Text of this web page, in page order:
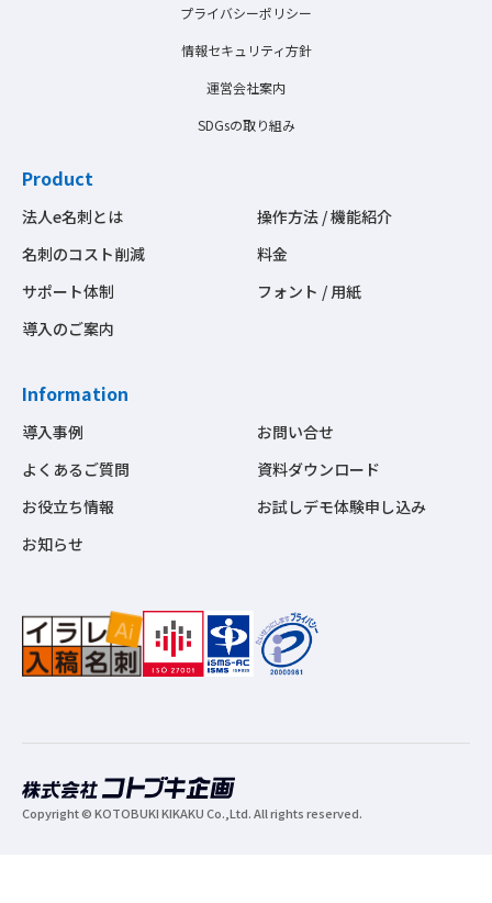
プライバシーポリシー
情報セキュリティ方針
運営会社案内
SDGsの取り組み
Product
法人e名刺とは
名刺のコスト削減
サポート体制
導入のご案内
操作方法 / 機能紹介
料金
フォント / 用紙
Information
導入事例
よくあるご質問
お役立ち情報
お知らせ
お問い合せ
資料ダウンロード
お試しデモ体験申し込み
Copyright © KOTOBUKI KIKAKU Co.,Ltd. All rights reserved.